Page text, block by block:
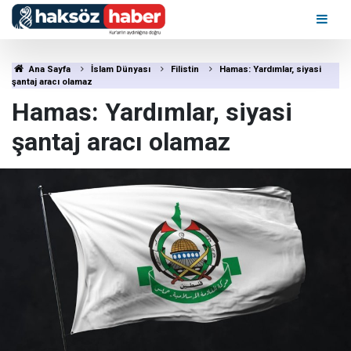
Ana Sayfa İslam Dünyası Filistin
Hamas: Yardımlar, siyasi
şantaj aracı olamaz
Hamas: Yardımlar, siyasi
şantaj aracı olamaz